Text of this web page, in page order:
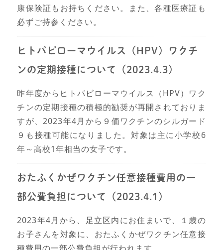
康保険証もお持ちください。また、各種医療証も
必ずご持参ください。
ヒトパピローマウイルス（HPV）ワクチ
ンの定期接種について（2023.4.3）
昨年度からヒトパピローマウイルス（HPV）ワク
チンの定期接種の積極的勧奨が再開されておりま
すが、2023年4月から９価ワクチンのシルガード
９も接種可能になりました。対象は主に小学校6
年～高校1年相当の女子です。
おたふくかぜワクチン任意接種費用の一
部公費負担について（2023.4.1）
2023年4月から、足立区内にお住まいで、１歳の
お子さんを対象に、おたふくかぜワクチン任意接